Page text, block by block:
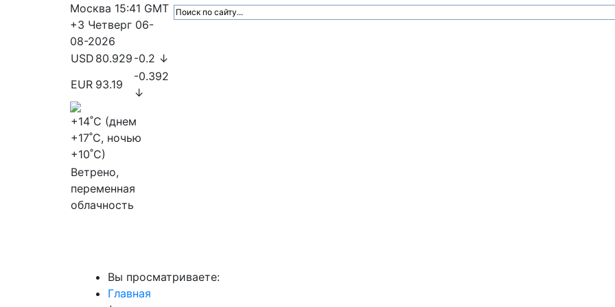
Москва 15:41 GMT
+3 Четверг 06-
08-2026
USD 80.929 -0.2 ↓
EUR 93.19
-0.392
↓
+14˚C (днем
+17˚C, ночью
+10˚C)
Ветрено,
переменная
облачность
Вы просматриваете:
Главная